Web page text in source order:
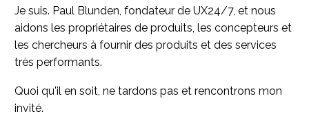
Je suis. Paul Blunden, fondateur de UX24/7, et nous
aidons les propriétaires de produits, les concepteurs et
les chercheurs à fournir des produits et des services
très performants.
Quoi qu'il en soit, ne tardons pas et rencontrons mon
invité.